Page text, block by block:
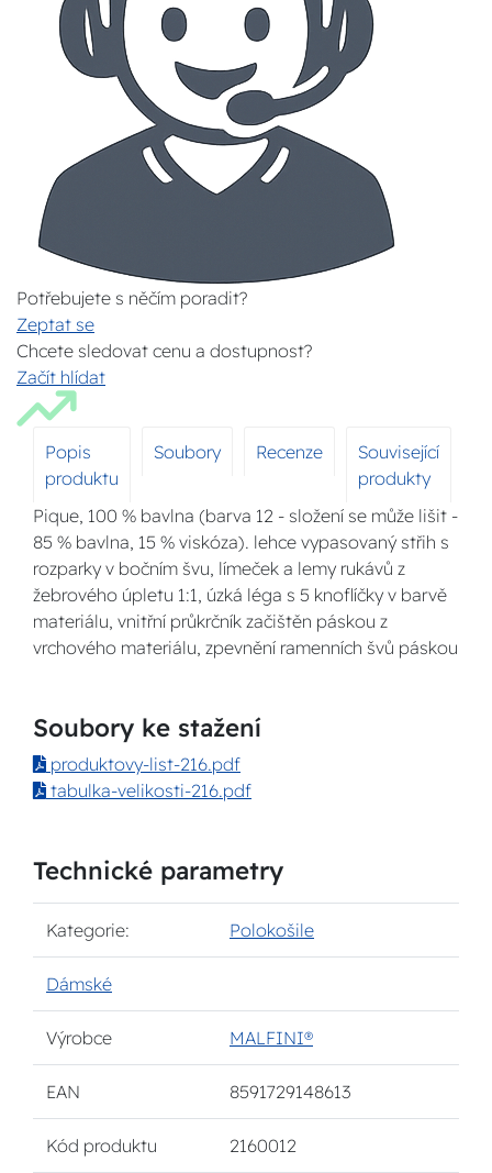
Potřebujete s něčím poradit?
Zeptat se
Chcete sledovat cenu a dostupnost?
Začít hlídat
Popis
produktu
Soubory Recenze
Související
produkty
Pique, 100 % bavlna (barva 12 - složení se může lišit -
85 % bavlna, 15 % viskóza). lehce vypasovaný střih s
rozparky v bočním švu, límeček a lemy rukávů z
žebrového úpletu 1:1, úzká léga s 5 knoflíčky v barvě
materiálu, vnitřní průkrčník začištěn páskou z
vrchového materiálu, zpevnění ramenních švů páskou
Soubory ke stažení
produktovy-list-216.pdf
tabulka-velikosti-216.pdf
Technické parametry
Kategorie: Polokošile
Dámské
Výrobce MALFINI®
EAN 8591729148613
Kód produktu 2160012